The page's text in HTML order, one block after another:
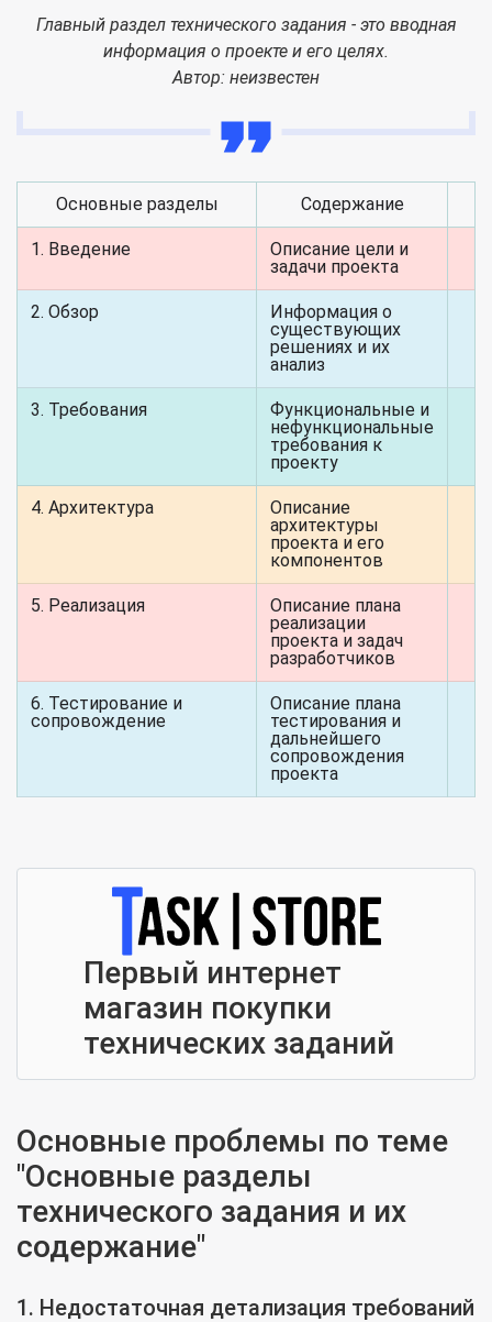
Главный раздел технического задания - это вводная
информация о проекте и его целях.
Автор: неизвестен
Основные разделы Содержание
1. Введение
Описание цели и
задачи проекта
2. Обзор
Информация о
существующих
решениях и их
анализ
3. Требования
Функциональные и
нефункциональные
требования к
проекту
4. Архитектура
Описание
архитектуры
проекта и его
компонентов
5. Реализация
Описание плана
реализации
проекта и задач
разработчиков
6. Тестирование и
сопровождение
Описание плана
тестирования и
дальнейшего
сопровождения
проекта
Первый интернет
магазин покупки
технических заданий
Основные проблемы по теме
"Основные разделы
технического задания и их
содержание"
1. Недостаточная детализация требований